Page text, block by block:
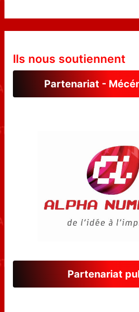
Ils nous soutiennent
Partenariat -
Partenariat